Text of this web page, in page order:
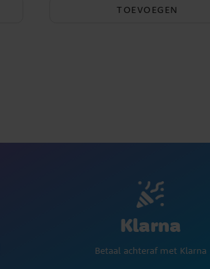
TOEVOEGEN
Klarna
Betaal achteraf met Klarna